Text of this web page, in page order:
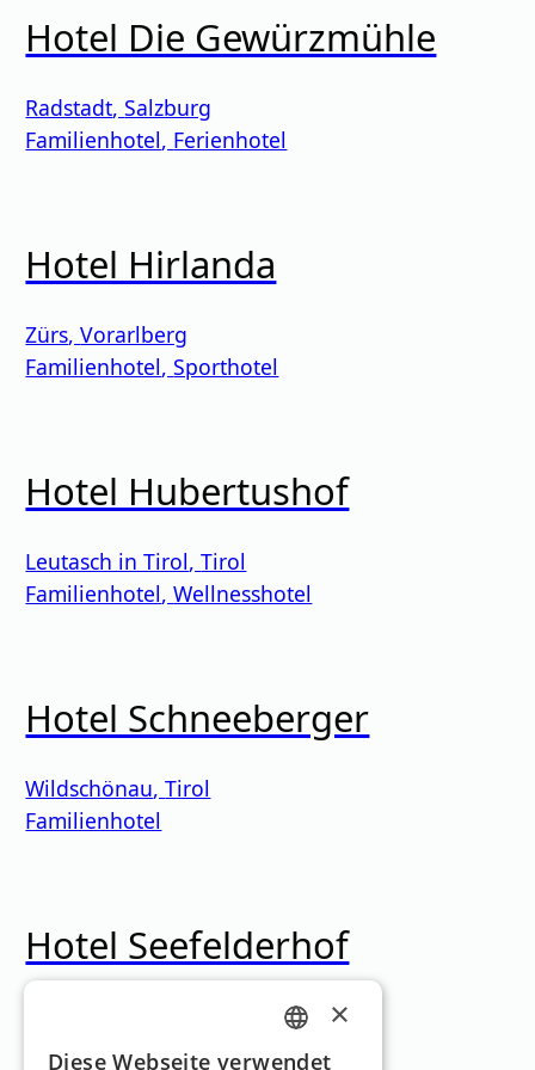
Hotel Die Gewürzmühle
Radstadt,Salzburg
Familienhotel, Ferienhotel
Hotel Hirlanda
Zürs,Vorarlberg
Familienhotel,Sporthotel
Hotel Hubertushof
Leutasch in Tirol,Tirol
Familienhotel,Wellnesshotel
Hotel Schneeberger
Wildschönau,Tirol
Familienhotel
Hotel Seefelderhof
Familienhotel
Skihotel Sporthotel
GERMAN
×
Diese Webseite verwendet